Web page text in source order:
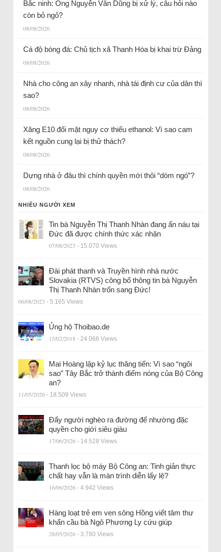
Bắc ninh: Ông Nguyễn Văn Dũng bị xử lý, câu hỏi nào
còn bỏ ngỏ?
08/08/2026
Cá độ bóng đá: Chủ tịch xã Thanh Hóa bị khai trừ Đảng
08/08/2026
Nhà cho công an xây nhanh, nhà tái định cư của dân thì
sao?
08/08/2026
Xăng E10 đối mặt nguy cơ thiếu ethanol: Vì sao cam
kết nguồn cung lại bị thử thách?
08/08/2026
Dựng nhà ở đâu thì chính quyền mới thôi “dòm ngó”?
08/08/2026
NHIỀU NGƯỜI XEM
Tin bà Nguyễn Thị Thanh Nhàn đang ẩn náu tại
Đức đã được chính thức xác nhận
07/08/2023 - 15.070 Views
Đài phát thanh và Truyền hình nhà nước
Slovakia (RTVS) công bố thông tin bà Nguyễn
Thị Thanh Nhàn trốn sang Đức!
06/08/2023 - 5.165 Views
Ủng hộ Thoibao.de
15/02/2018 - 24.068 Views
Mai Hoàng lập kỷ lục thăng tiến: Vì sao “ngôi
sao” Tây Bắc trở thành điểm nóng của Bộ Công
an?
11/05/2026 - 18.509 Views
Đẩy người nghèo ra đường để nhường đặc
quyền cho giới siêu giàu
17/06/2026 - 14.528 Views
Thanh lọc bộ máy Bộ Công an: Tinh giản thực
chất hay vẫn là màn trình diễn lấy lệ?
16/06/2026 - 4.942 Views
Hàng loạt trẻ em ven sông Hồng viết tâm thư
khẩn cầu bà Ngô Phương Ly cứu giúp
28/05/2026 - 3.780 Views